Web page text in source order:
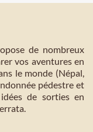
de nombreux
vos aventures en
le monde (Népal,
pédestre et
de sorties en